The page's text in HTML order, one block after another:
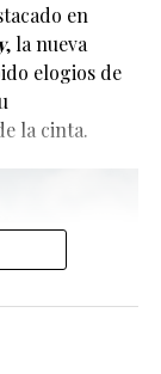
en
, la nueva
elogios de
la cinta.